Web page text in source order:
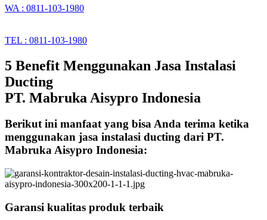
WA : 0811-103-1980
TEL : 0811-103-1980
5 Benefit Menggunakan Jasa Instalasi
Ducting
PT. Mabruka Aisypro Indonesia
Berikut ini manfaat yang bisa Anda terima ketika
menggunakan jasa instalasi ducting dari PT.
Mabruka Aisypro Indonesia:
Garansi kualitas produk terbaik